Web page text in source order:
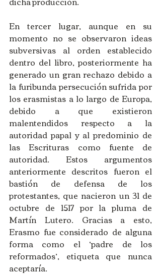
En tercer lugar, aunque en su
momento no se observaron ideas
subversivas al orden establecido
dentro del libro, posteriormente ha
generado un gran rechazo debido a
la furibunda persecución sufrida por
los erasmistas a lo largo de Europa,
debido a que existieron
malentendidos respecto a la
autoridad papal y al predominio de
las Escrituras como fuente de
autoridad. Estos argumentos
anteriormente descritos fueron el
bastión de defensa de los
protestantes, que nacieron un 31 de
octubre de 1517 por la pluma de
Martín Lutero. Gracias a esto,
Erasmo fue considerado de alguna
forma como el ‘padre de los
reformados’, etiqueta que nunca
aceptaría.